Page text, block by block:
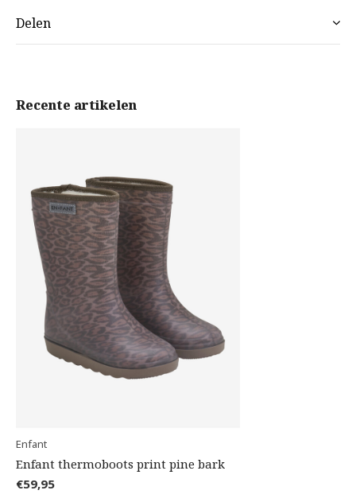
Delen
Recente artikelen
Enfant
Enfant thermoboots print pine bark
€59,95